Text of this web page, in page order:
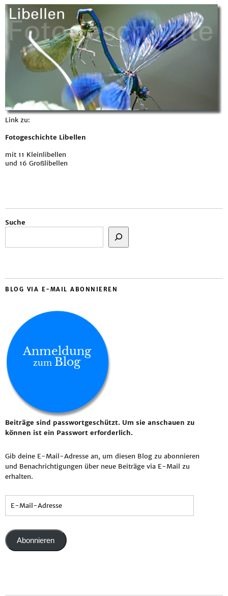
Link zu:
Fotogeschichte Libellen
mit 11 Kleinlibellen
und 16 Großlibellen
Suche
BLOG VIA E-MAIL ABONNIEREN
Anmeldung
zum Blog
Beiträge sind passwortgeschützt. Um sie anschauen zu
können ist ein Passwort erforderlich.
Gib deine E-Mail-Adresse an, um diesen Blog zu abonnieren
und Benachrichtigungen über neue Beiträge via E-Mail zu
erhalten.
Abonnieren